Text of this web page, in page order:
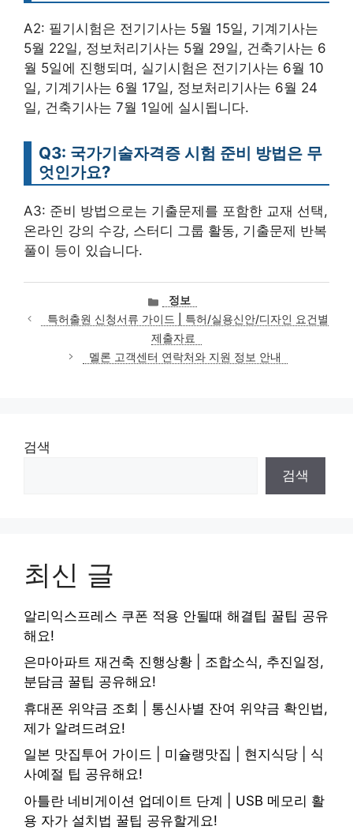
A2: 필기시험은 전기기사는 5월 15일, 기계기사는
5월 22일, 정보처리기사는 5월 29일, 건축기사는 6
월 5일에 진행되며, 실기시험은 전기기사는 6월 10
일, 기계기사는 6월 17일, 정보처리기사는 6월 24
일, 건축기사는 7월 1일에 실시됩니다.
Q3: 국가기술자격증 시험 준비 방법은 무
엇인가요?
A3: 준비 방법으로는 기출문제를 포함한 교재 선택,
온라인 강의 수강, 스터디 그룹 활동, 기출문제 반복
풀이 등이 있습니다.
카
테
고
리
정보
특허출원 신청서류 가이드 | 특허/실용신안/디자인 요건별
제출자료
멜론 고객센터 연락처와 지원 정보 안내
검색
검색
최신 글
알리익스프레스 쿠폰 적용 안될때 해결팁 꿀팁 공유
해요!
은마아파트 재건축 진행상황 | 조합소식, 추진일정,
분담금 꿀팁 공유해요!
휴대폰 위약금 조회 | 통신사별 잔여 위약금 확인법,
제가 알려드려요!
일본 맛집투어 가이드 | 미슐랭맛집 | 현지식당 | 식
사예절 팁 공유해요!
아틀란 네비게이션 업데이트 단계 | USB 메모리 활
용 자가 설치법 꿀팁 공유할게요!